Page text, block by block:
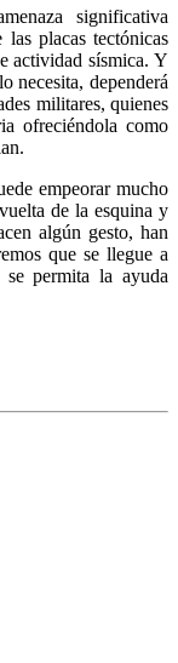
significativa
placas tectónicas
actividad sísmica. Y
necesita, dependerá
militares, quienes
ofreciéndola como
empeorar mucho
de la esquina y
algún gesto, han
que se llegue a
permita la ayuda